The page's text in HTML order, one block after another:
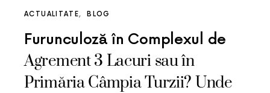
ACTUALITATE BLOG
Furunculoză în Complexul de
Agrement 3 Lacuri sau în
Primăria Câmpia Turzii? Unde